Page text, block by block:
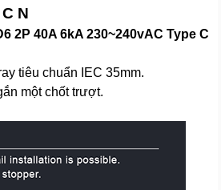
N
2P 40A 6kA 230~240vAC Type C
tiêu chuẩn IEC 35mm.
một chốt trượt.